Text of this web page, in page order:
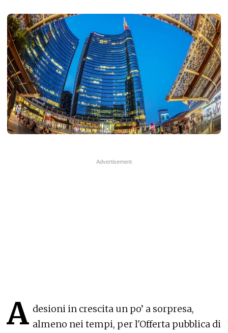
A desioni in crescita un po’ a sorpresa,
almeno nei tempi, per l'Offerta pubblica di